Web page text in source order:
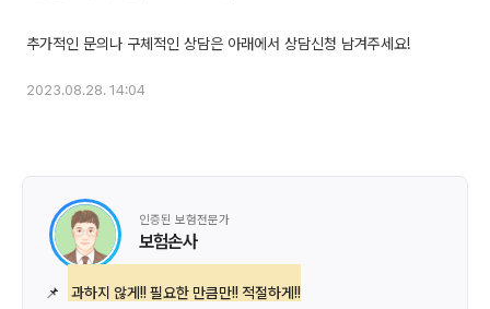
2023.08.28. 14:04
인증된 보험전문가
보험손사
📌 과하지 않게!! 필요한 만큼만!! 적절하게!!